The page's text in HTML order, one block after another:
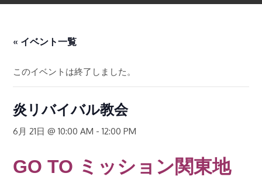
« イベント一覧
このイベントは終了しました。
炎リバイバル教会
6月 21日 @ 10:00 AM -12:00 PM
GO TO ミッション関東地